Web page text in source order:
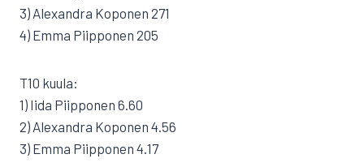
3) Alexandra Koponen 271
4) Emma Piipponen 205
T10 kuula:
1) Iida Piipponen 6.60
2) Alexandra Koponen 4.56
3) Emma Piipponen 4.17